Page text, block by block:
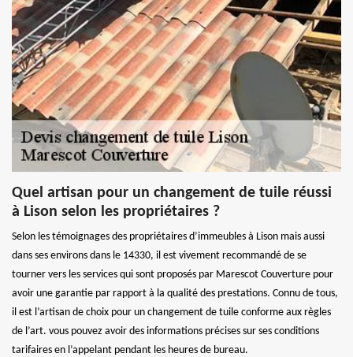
Quel artisan pour un changement de tuile réussi
à Lison selon les propriétaires ?
Selon les témoignages des propriétaires d’immeubles à Lison mais aussi
dans ses environs dans le 14330, il est vivement recommandé de se
tourner vers les services qui sont proposés par Marescot Couverture pour
avoir une garantie par rapport à la qualité des prestations. Connu de tous,
il est l’artisan de choix pour un changement de tuile conforme aux règles
de l’art. vous pouvez avoir des informations précises sur ses conditions
tarifaires en l’appelant pendant les heures de bureau.